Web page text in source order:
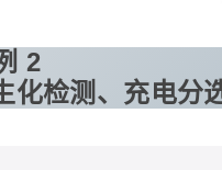
2
化检测、充电分